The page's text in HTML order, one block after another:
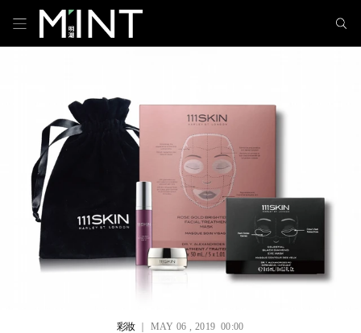
彩妝｜ MAY 06 , 2019 00:00